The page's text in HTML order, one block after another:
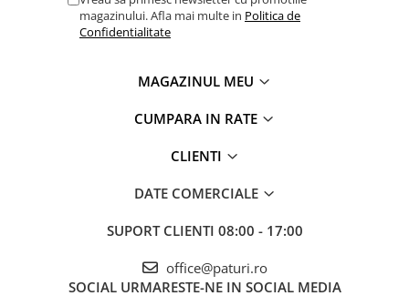
magazinului. Afla mai multe in Politica de
Confidentialitate
MAGAZINUL MEU
CUMPARA IN RATE
CLIENTI
DATE COMERCIALE
SUPORT CLIENTI 08:00 - 17:00
office@paturi.ro
SOCIAL URMARESTE-NE IN SOCIAL MEDIA